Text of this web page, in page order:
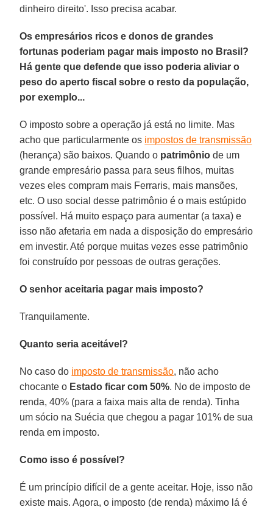
dinheiro direito'. Isso precisa acabar.
Os empresários ricos e donos de grandes
fortunas poderiam pagar mais imposto no Brasil?
Há gente que defende que isso poderia aliviar o
peso do aperto fiscal sobre o resto da população,
por exemplo...
O imposto sobre a operação já está no limite. Mas
acho que particularmente os impostos de transmissão
(herança) são baixos. Quando o patrimônio de um
grande empresário passa para seus filhos, muitas
vezes eles compram mais Ferraris, mais mansões,
etc. O uso social desse patrimônio é o mais estúpido
possível. Há muito espaço para aumentar (a taxa) e
isso não afetaria em nada a disposição do empresário
em investir. Até porque muitas vezes esse patrimônio
foi construído por pessoas de outras gerações.
O senhor aceitaria pagar mais imposto?
Tranquilamente.
Quanto seria aceitável?
No caso do imposto de transmissão, não acho
chocante o Estado ficar com 50%. No de imposto de
renda, 40% (para a faixa mais alta de renda). Tinha
um sócio na Suécia que chegou a pagar 101% de sua
renda em imposto.
Como isso é possível?
É um princípio difícil de a gente aceitar. Hoje, isso não
existe mais. Agora, o imposto (de renda) máximo lá é